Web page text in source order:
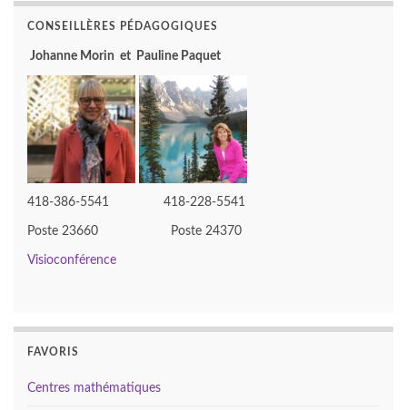
CONSEILLÈRES PÉDAGOGIQUES
Johanne Morin et Pauline Paquet
418-386-5541 418-228-5541
Poste 23660 Poste 24370
Visioconférence
FAVORIS
Centres mathématiques